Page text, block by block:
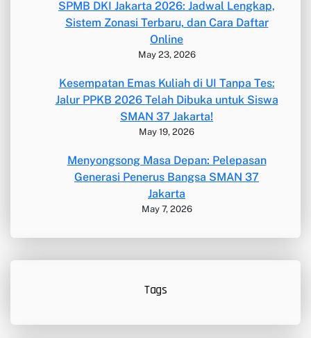
SPMB DKI Jakarta 2026: Jadwal Lengkap,
Sistem Zonasi Terbaru, dan Cara Daftar
Online
May 23, 2026
Kesempatan Emas Kuliah di UI Tanpa Tes:
Jalur PPKB 2026 Telah Dibuka untuk Siswa
SMAN 37 Jakarta!
May 19, 2026
Menyongsong Masa Depan: Pelepasan
Generasi Penerus Bangsa SMAN 37
Jakarta
May 7, 2026
Tags